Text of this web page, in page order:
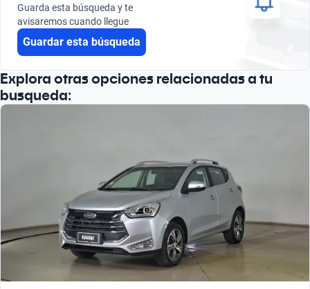
Busca por versión
Guarda esta búsqueda y te
avisaremos cuando llegue
Guardar esta búsqueda
Explora otras opciones relacionadas a tu
busqueda: